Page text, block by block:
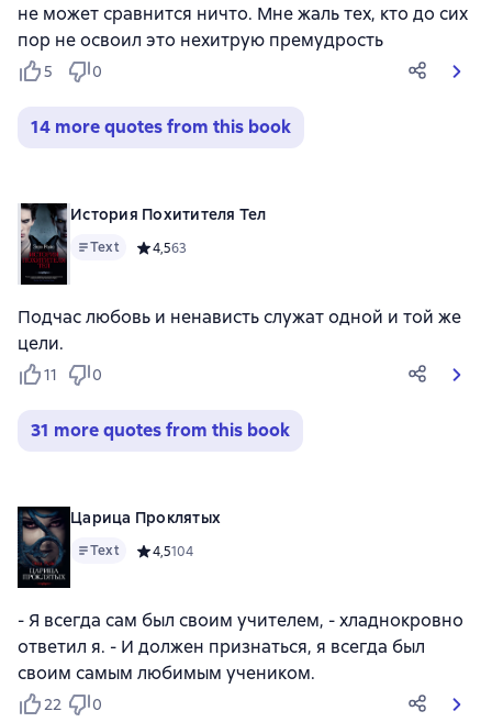
не может сравнится ничто. Мне жаль тех, кто до сих
пор не освоил это нехитрую премудрость
5 0
14 more quotes from this book
История Похитителя Тел
Text Средний рейтинг 4,5 на основе 63 оценок
4,563
Подчас любовь и ненависть служат одной и той же
цели.
11 0
31 more quotes from this book
Царица Проклятых
Text Средний рейтинг 4,5 на основе 104 оценок
4,5104
- Я всегда сам был своим учителем, - хладнокровно
ответил я. - И должен признаться, я всегда был
своим самым любимым учеником.
22 0